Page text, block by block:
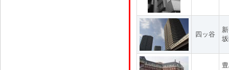
四ッ谷